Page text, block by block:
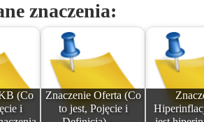
znaczenia:
(Co
i
Znaczenie Oferta (Co
to jest, Pojęcie i